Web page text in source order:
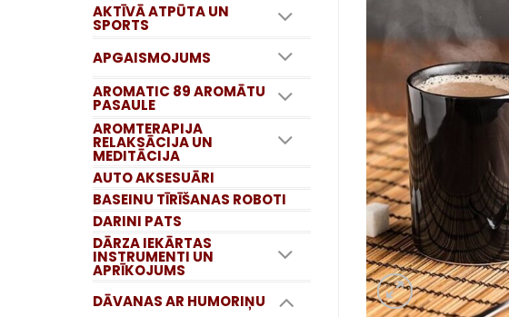
AKTĪVĀ ATPŪTA UN
SPORTS
APGAISMOJUMS
AROMATIC 89 AROMĀTU
PASAULE
AROMTERAPIJA
RELAKSĀCIJA UN
MEDITĀCIJA
AUTO AKSESUĀRI
BASEINU TĪRĪŠANAS ROBOTI
DARINI PATS
DĀRZA IEKĀRTAS
INSTRUMENTI UN
APRĪKOJUMS
DĀVANAS AR HUMORIŅU